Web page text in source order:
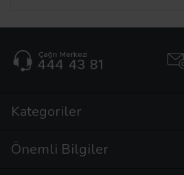
Kategoriler
Önemli Bilgiler